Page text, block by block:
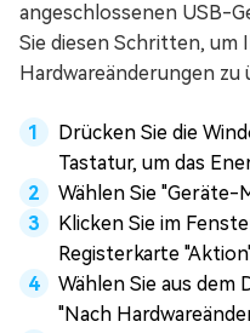
angeschlossenen USB-
Sie diesen Schritten, um
Hardwareänderungen zu
Drücken Sie die
Tastatur, um das
Wählen Sie "Geräte-
Klicken Sie im
Registerkarte
Wählen Sie aus
"Nach